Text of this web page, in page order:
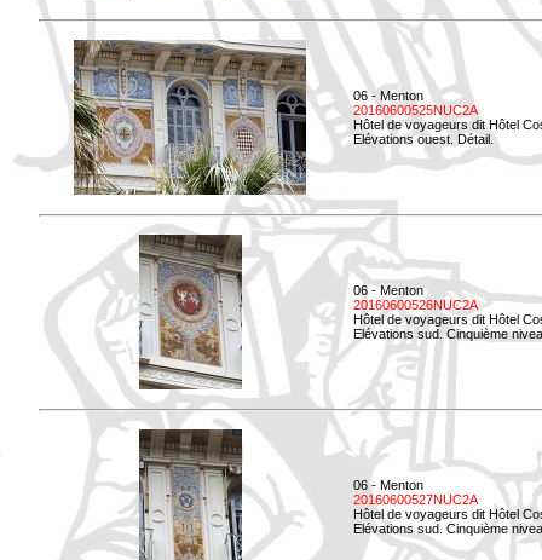
06 - Menton
20160600525NUC2A
Hôtel de voyageurs dit Hôtel
Elévations ouest. Détail.
06 - Menton
20160600526NUC2A
Hôtel de voyageurs dit Hôtel
Elévations sud. Cinquième
06 - Menton
20160600527NUC2A
Hôtel de voyageurs dit Hôtel
Elévations sud. Cinquième